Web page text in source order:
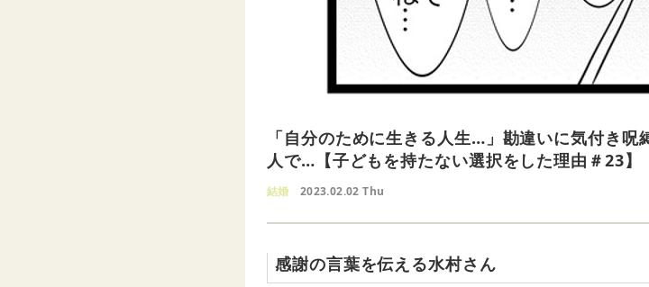
「自分のために生きる人生…」勘違いに気付き
人で…【子どもを持たない選択をした理由＃23】
結婚 2023.02.02 Thu
感謝の言葉を伝える水村さん